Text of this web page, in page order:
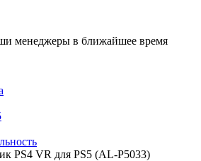
менеджеры в ближайшее время
PS4 VR для PS5 (AL-P5033)